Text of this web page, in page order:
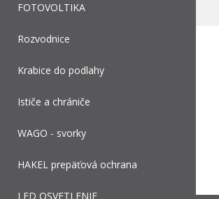
FOTOVOLTIKA
Rozvodnice
Krabice do podlahy
Ističe a chrániče
WAGO - svorky
HAKEL prepäťová ochrana
LED OSVETLENIE